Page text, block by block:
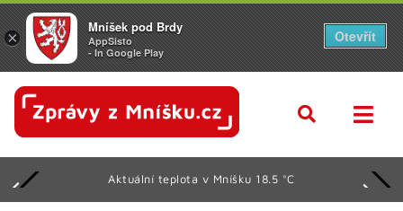
Aktuální teplota v Mníšku 18.5 °C
×
Mníšek pod Brdy
AppSisto
- In Google Play
Otevřít